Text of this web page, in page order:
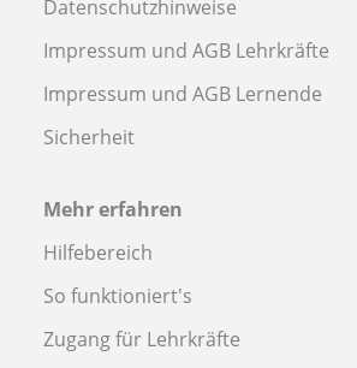
Datenschutzhinweise
Impressum und AGB Lehrkräfte
Impressum und AGB Lernende
Sicherheit
Mehr erfahren
Hilfebereich
So funktioniert's
Zugang für Lehrkräfte